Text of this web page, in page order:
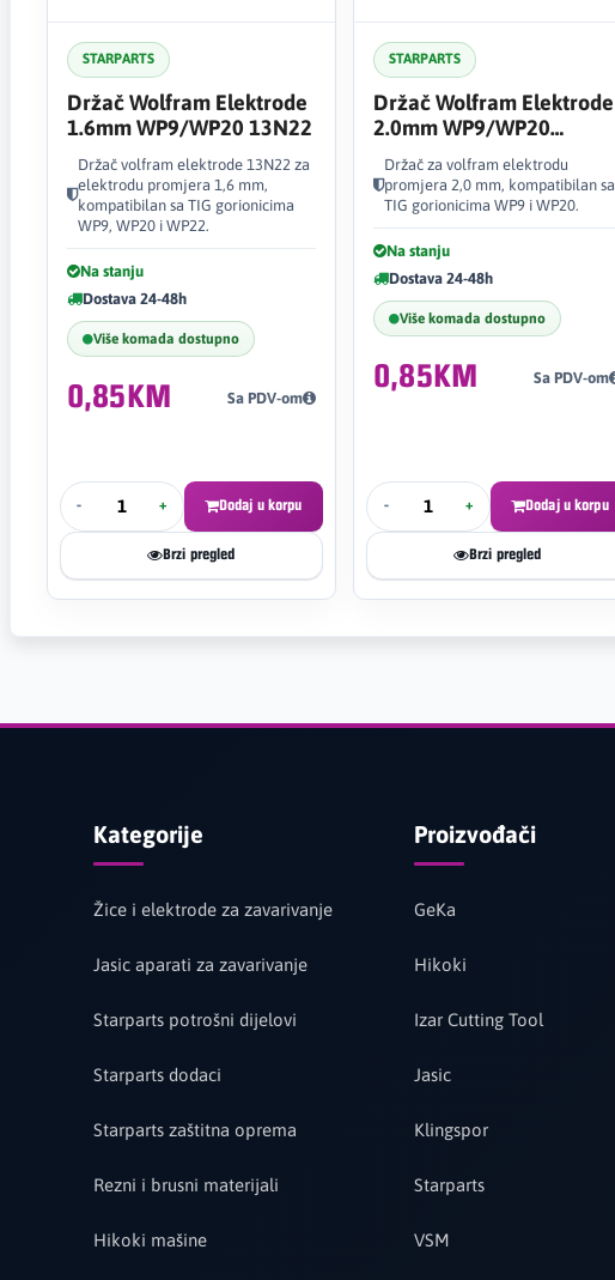
STARPARTS
Držač Wolfram Elektrode
1.6mm WP9/WP20 13N22
Držač volfram elektrode 13N22 za
elektrodu promjera 1,6 mm,
kompatibilan sa TIG gorionicima
WP9, WP20 i WP22.
Na stanju
Dostava 24-48h
Više komada dostupno
0,85KM Sa PDV-om
- + Dodaj u korpu
Brzi pregled
STARPARTS
Držač Wolfram Elektrode
2.0mm WP9/WP20
13N22M
Držač za volfram elektrodu
promjera 2,0 mm, kompatibilan sa
TIG gorionicima WP9 i WP20.
Na stanju
Dostava 24-48h
Više komada dostupno
0,85KM Sa PDV-om
- + Dodaj u korpu
Brzi pregled
Kategorije
Žice i elektrode za zavarivanje
Jasic aparati za zavarivanje
Starparts potrošni dijelovi
Starparts dodaci
Starparts zaštitna oprema
Rezni i brusni materijali
Hikoki mašine
Proizvođači
GeKa
Hikoki
Izar Cutting Tool
Jasic
Klingspor
Starparts
VSM